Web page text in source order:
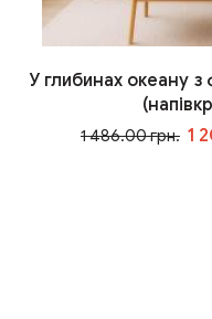
У глибинах океану
1 486.00 грн. 1